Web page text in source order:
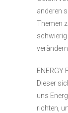
anderen
Themen
schwierig
ENERGY
Dieser
uns
richten,